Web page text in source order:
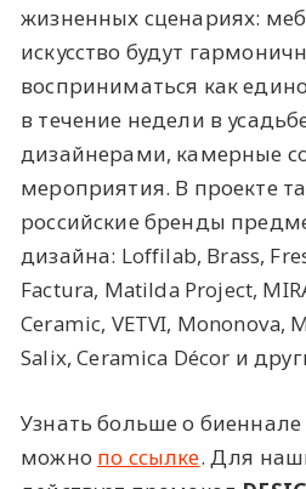
жизненных сценариях:
искусство будут
восприниматься как
в течение недели в
дизайнерами, камерные
мероприятия. В проекте
российские бренды
дизайна: Loffilab, Brass,
Factura, Matilda Project,
Ceramic, VETVI, Mononova,
Salix, Ceramica Décor и
Узнать больше о
можно по ссылке. Для